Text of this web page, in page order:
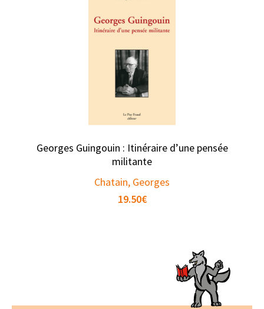
Georges Guingouin : Itinéraire d’une pensée
militante
Chatain, Georges
19.50€